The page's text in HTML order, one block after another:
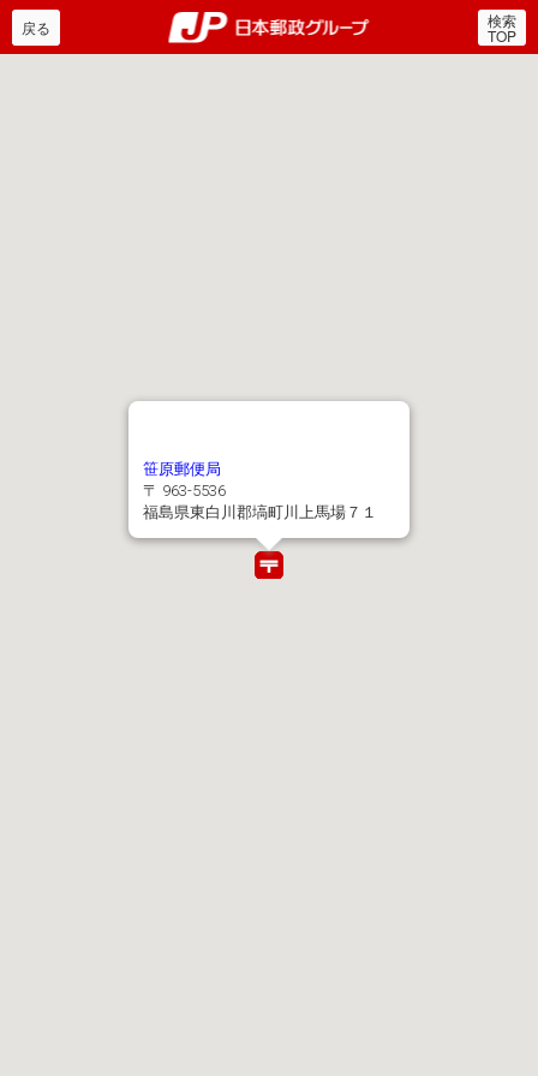
郵便局・日本郵政グルー
戻る 検索
TOP
笹原郵便局
〒 963-5536
福島県東白川郡塙町川上馬場７１